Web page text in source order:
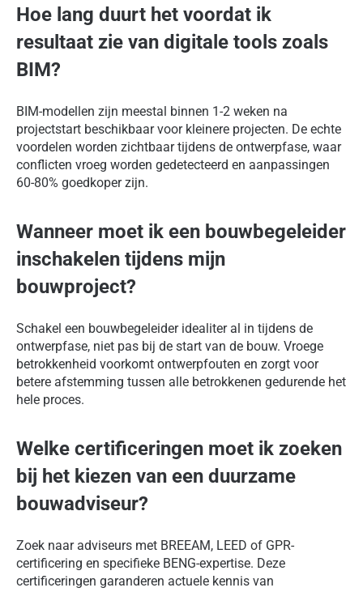
Hoe lang duurt het voordat ik
resultaat zie van digitale tools zoals
BIM?
BIM-modellen zijn meestal binnen 1-2 weken na
projectstart beschikbaar voor kleinere projecten. De echte
voordelen worden zichtbaar tijdens de ontwerpfase, waar
conflicten vroeg worden gedetecteerd en aanpassingen
60-80% goedkoper zijn.
Wanneer moet ik een bouwbegeleider
inschakelen tijdens mijn
bouwproject?
Schakel een bouwbegeleider idealiter al in tijdens de
ontwerpfase, niet pas bij de start van de bouw. Vroege
betrokkenheid voorkomt ontwerpfouten en zorgt voor
betere afstemming tussen alle betrokkenen gedurende het
hele proces.
Welke certificeringen moet ik zoeken
bij het kiezen van een duurzame
bouwadviseur?
Zoek naar adviseurs met BREEAM, LEED of GPR-
certificering en specifieke BENG-expertise. Deze
certificeringen garanderen actuele kennis van